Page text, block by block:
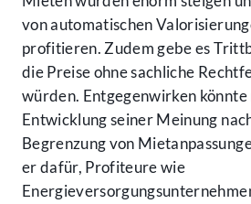
von automatischen
profitieren. Zudem gebe es
die Preise ohne sachliche
würden. Entgegenwirken könnte
Entwicklung seiner Meinung
Begrenzung von
er dafür, Profiteure wie